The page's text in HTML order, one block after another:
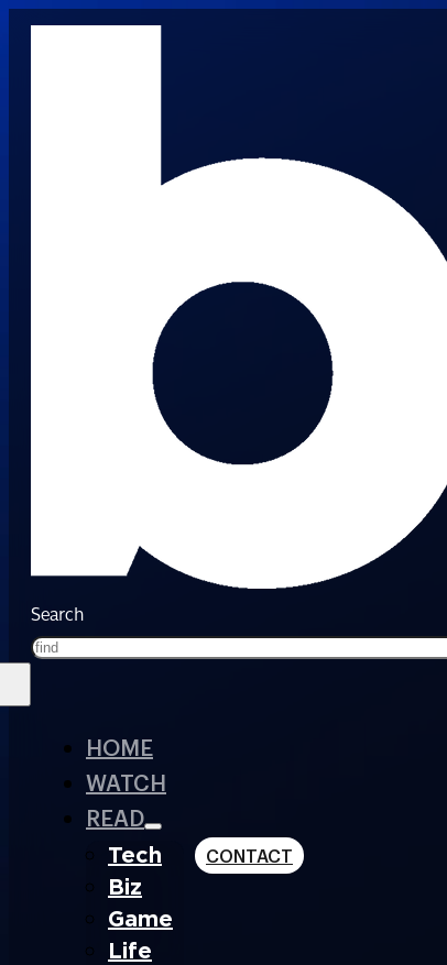
Search
HOME
WATCH
READ
Tech
Biz
Game
Life
CONTACT